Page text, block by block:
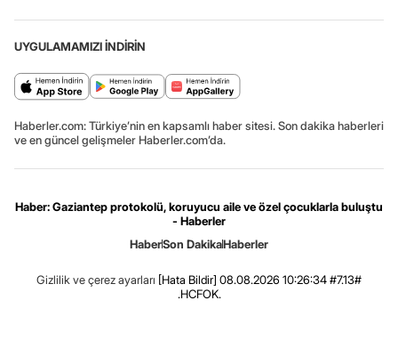
UYGULAMAMIZI İNDİRİN
Haberler.com: Türkiye’nin en kapsamlı haber sitesi. Son dakika haberleri
ve en güncel gelişmeler Haberler.com’da.
Haber: Gaziantep protokolü, koruyucu aile ve özel çocuklarla buluştu
- Haberler
HaberSon DakikaHaberler
Gizlilik ve çerez ayarları [Hata Bildir] 08.08.2026 10:26:34 #7.13#
.HCFOK.